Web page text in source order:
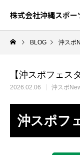
株式会社沖縄スポ
BLOG 沖スポ
【沖スポフェス
2026.02.06 沖スポ
沖スポフ